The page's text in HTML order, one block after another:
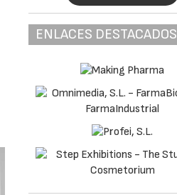
ENLACES DESTACADOS